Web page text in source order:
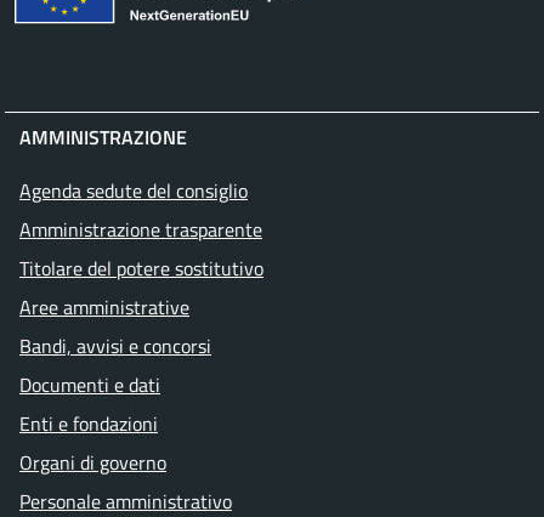
AMMINISTRAZIONE
Agenda sedute del consiglio
Amministrazione trasparente
Titolare del potere sostitutivo
Aree amministrative
Bandi, avvisi e concorsi
Documenti e dati
Enti e fondazioni
Organi di governo
Personale amministrativo